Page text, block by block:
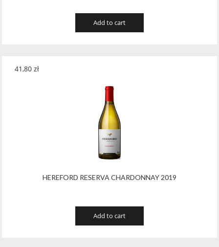
Add to cart
HEREFORD RESERVA CHARDONNAY 2019
41,80 zł
Add to cart